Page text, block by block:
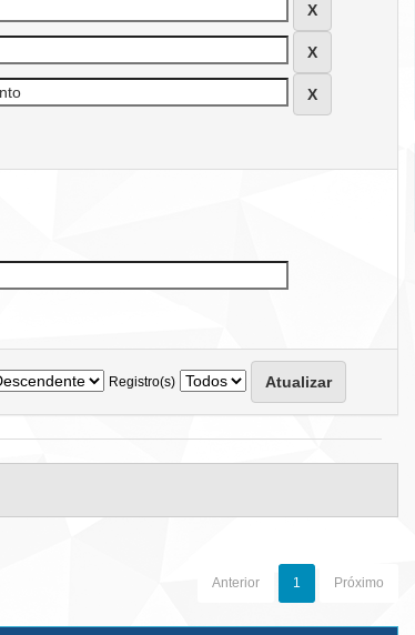
Registro(s)
Anterior 1 Próximo